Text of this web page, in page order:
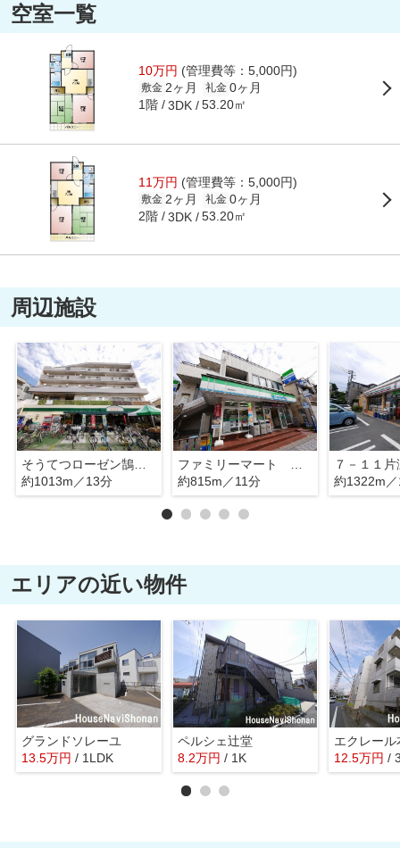
空室一覧
10万円 (管理費等：5,000円)
敷金 2ヶ月 礼金 0ヶ月
1階 3DK 53.20㎡
11万円 (管理費等：5,000円)
敷金 2ヶ月 礼金 0ヶ月
2階 3DK 53.20㎡
周辺施設
そうてつローゼン鵠沼店
約1013m／13分
約815m／11分
７－１１
約1322m
エリアの近い物件
グランドソレーユ
13.5万円 / 1LDK
ペルシェ辻堂
8.2万円 / 1K
エクレール
12.5万円 /